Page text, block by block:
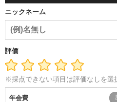
ニックネーム
評価
※採点できない項目は評価なしを選
年会費